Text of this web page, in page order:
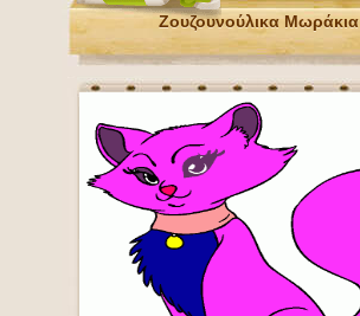
Ζουζουνούλικα Μωράκια